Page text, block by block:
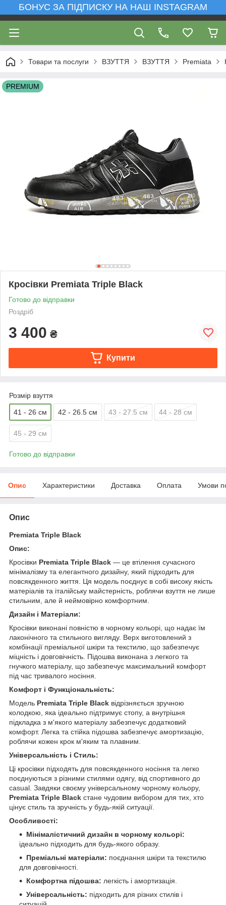
БОНУС ЗА ПІДПИСКУ НА НАШ INSTAGRAM
Товари та послуги ВЗУТТЯ ВЗУТТЯ Premiata
PREMIUM
Кросівки Premiata Triple Black
Готово до відправки
Роздріб
3 400 ₴
Купити
Розмір взуття
41 - 26 см 42 - 26.5 см 43 - 27.5 см 44 - 28 см
45 - 29 см
Готово до відправки
Опис Характеристики Доставка Оплата Умови
Опис
Premiata Triple Black
Опис:
Кросівки Premiata Triple Black — це втілення сучасного
мінімалізму та елегантного дизайну, який підходить для
повсякденного життя. Ця модель поєднує в собі високу якість
матеріалів та італійську майстерність, роблячи взуття не лише
стильним, але й неймовірно комфортним.
Дизайн і Матеріали:
Кросівки виконані повністю в чорному кольорі, що надає їм
лаконічного та стильного вигляду. Верх виготовлений з
комбінації преміальної шкіри та текстилю, що забезпечує
міцність і довговічність. Підошва виконана з легкого та
гнучкого матеріалу, що забезпечує максимальний комфорт
під час тривалого носіння.
Комфорт і Функціональність:
Модель Premiata Triple Black відрізняється зручною
колодкою, яка ідеально підтримує стопу, а внутрішня
підкладка з м'якого матеріалу забезпечує додатковий
комфорт. Легка та стійка підошва забезпечує амортизацію,
роблячи кожен крок м'яким та плавним.
Універсальність і Стиль:
Ці кросівки підходять для повсякденного носіння та легко
поєднуються з різними стилями одягу, від спортивного до
casual. Завдяки своєму універсальному чорному кольору,
Premiata Triple Black стане чудовим вибором для тих, хто
цінує стиль та зручність у будь-якій ситуації.
Особливості:
Мінімалістичний дизайн в чорному кольорі:
ідеально підходить для будь-якого образу.
Преміальні матеріали: поєднання шкіри та текстилю
для довговічності.
Комфортна підошва: легкість і амортизація.
Універсальність: підходить для різних стилів і